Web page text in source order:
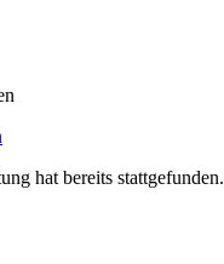
hat bereits stattgefunden.